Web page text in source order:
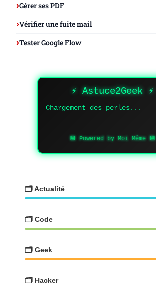
Gérer ses PDF
Vérifier une fuite mail
Tester Google Flow
⚡ Astuce2Geek ⚡
Chargement des perles...
💾 Powered by Moi Même 💾
🗂️ Actualité
🗂️ Code
🗂️ Geek
🗂️ Hacker